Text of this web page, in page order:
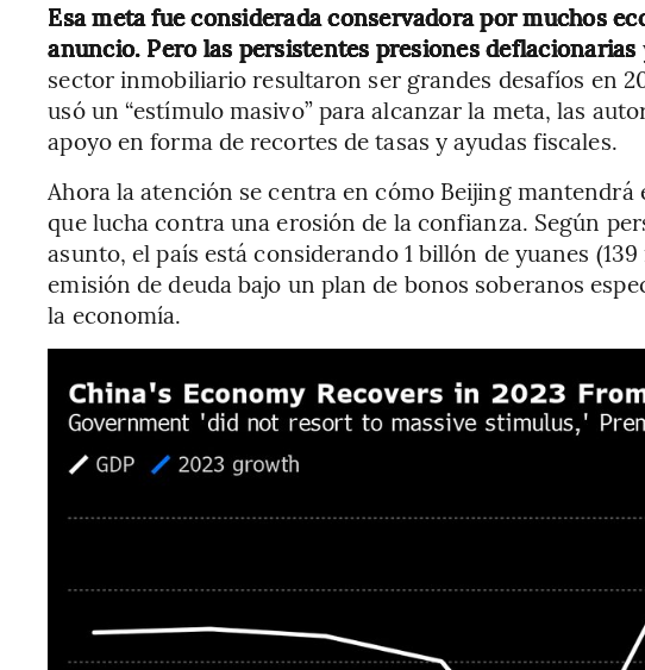
Esa meta fue considerada conservadora por muchos
anuncio. Pero las persistentes presiones deflacionarias
sector inmobiliario resultaron ser grandes desafíos en
usó un “estímulo masivo” para alcanzar la meta, las
apoyo en forma de recortes de tasas y ayudas fiscales.
Ahora la atención se centra en cómo Beijing mantendrá
que lucha contra una erosión de la confianza. Según
asunto, el país está considerando 1 billón de yuanes
emisión de deuda bajo un plan de bonos soberanos
la economía.